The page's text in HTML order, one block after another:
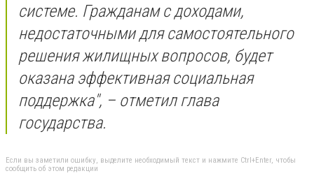
системе. Гражданам с доходами,
недостаточными для самостоятельного
решения жилищных вопросов, будет
оказана эффективная социальная
поддержка", – отметил глава
государства.
Если вы заметили ошибку, выделите необходимый текст и нажмите Ctrl+Enter, чтобы
сообщить об этом редакции